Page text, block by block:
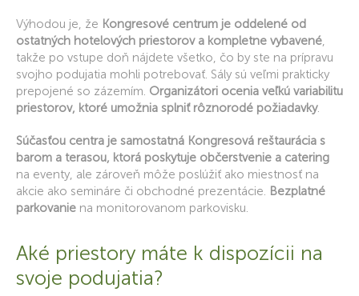
Výhodou je, že Kongresové centrum je oddelené od
ostatných hotelových priestorov a kompletne vybavené,
takže po vstupe doň nájdete všetko, čo by ste na prípravu
svojho podujatia mohli potrebovať. Sály sú veľmi prakticky
prepojené so zázemím. Organizátori ocenia veľkú variabilitu
priestorov, ktoré umožnia splniť rôznorodé požiadavky.
Súčasťou centra je samostatná Kongresová reštaurácia s
barom a terasou, ktorá poskytuje občerstvenie a catering
na eventy, ale zároveň môže poslúžiť ako miestnosť na
akcie ako semináre či obchodné prezentácie. Bezplatné
parkovanie na monitorovanom parkovisku.
Aké priestory máte k dispozícii na
svoje podujatia?